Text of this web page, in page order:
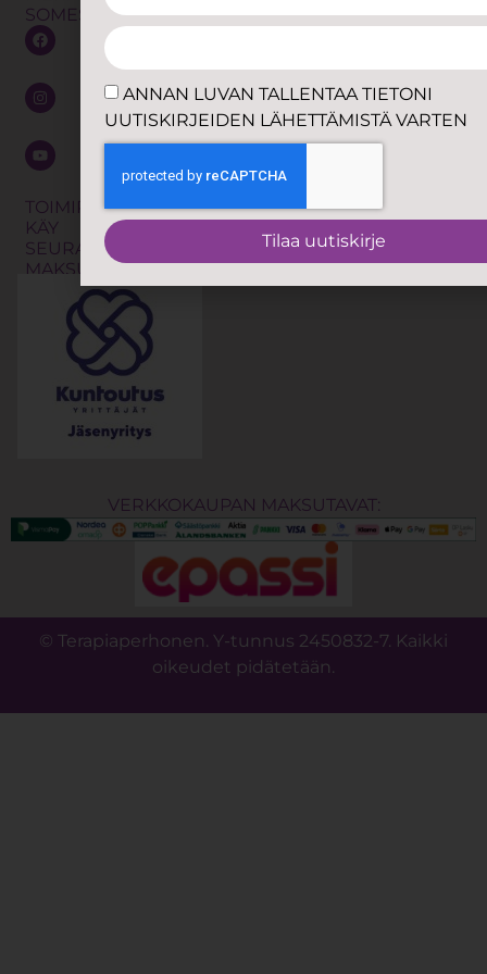
SOMESSA
TOIMIPISTEISSÄMME
KÄY
SEURAAVAT
MAKSUTAVAT:
releasing
eli TRE
Kalevalainen
jäsenkorjaus
Shibari
Koulutukset
palautetta
Jätä
soittopyyntö
VERKKOKAUPAN MAKSUTAVAT:
© Terapiaperhonen. Y-tunnus 2450832-7. Kaikki
oikeudet pidätetään.
ANNAN LUVAN TALLENTAA TIETONI
UUTISKIRJEIDEN LÄHETTÄMISTÄ VARTEN
Tilaa uutiskirje